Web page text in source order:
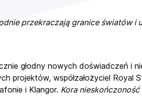
przekraczają granice światów i
głodny nowych doświadczeń i
projektów, współzałożyciel Royal
i Klangor. Kora nieskończoność